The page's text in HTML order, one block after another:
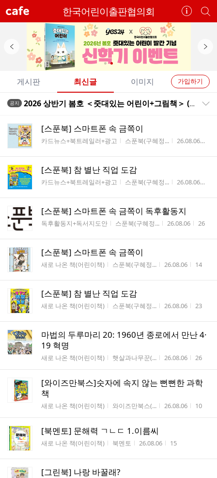
cafe 한국어린이출판협의회
카
페
개
별
페
검
배
배
너
카
페
메
뉴
가입하기
게시판 최신글 이미지
전
글
트
공지 2026 상반기 봄호 ＜줏대있는 어린이+그림책＞ (엑셀 리스트 종합, PDF 목록집)
[스푼북] 스마트폰 속 금쪽이
게시판명
카드뉴스+북트레일러+광고 작성자
스푼북(구혜정... 작성시간
26.08.06
[스푼북] 참 별난 직업 도감
게시판명
카드뉴스+북트레일러+광고 작성자
스푼북(구혜정... 작성시간
26.08.06
[스푼북] 스마트폰 속 금쪽이 독후활동지
게시판명
독후활동지+독서지도안 작성자
스푼북(구혜정... 작성시간
26.08.06 조회수
26
[스푼북] 스마트폰 속 금쪽이
게시판명
새로 나온 책(어린이책) 작성자
스푼북(구혜정... 작성시간
26.08.06 조회수
14
[스푼북] 참 별난 직업 도감
게시판명
새로 나온 책(어린이책) 작성자
스푼북(구혜정... 작성시간
26.08.06 조회수
23
마법의 두루마리 20: 1960년 종로에서 만난 4·
19 혁명
게시판명
새로 나온 책(어린이책) 작성자
햇살과나무꾼(... 작성시간
26.08.06 조회수
26
[와이즈만북스]숫자에 속지 않는 뻔뻔한 과학
책
게시판명
새로 나온 책(어린이책) 작성자
와이즈만북스(... 작성시간
26.08.06 조회수
10
[북멘토] 문해력 ㄱㄴㄷ 1.이름씨
게시판명
새로 나온 책(어린이책) 작성자
북멘토 작성시간
26.08.06 조회수
15
[그린북] 나랑 바꿀래?